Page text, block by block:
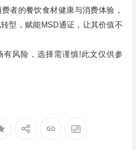
者的餐饮食材健康与消费体验，
型，赋能MSD通证，让其价值不
风险，选择需谨慎!此文仅供参